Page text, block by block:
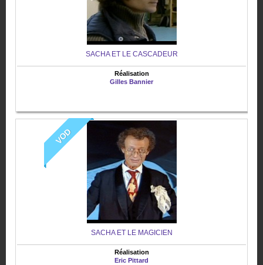
SACHA ET LE CASCADEUR
Réalisation
Gilles Bannier
VOD
SACHA ET LE MAGICIEN
Réalisation
Eric Pittard